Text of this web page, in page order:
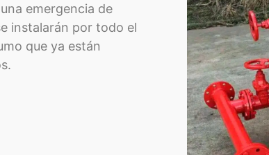
emergencia de
instalarán por todo el
que ya están